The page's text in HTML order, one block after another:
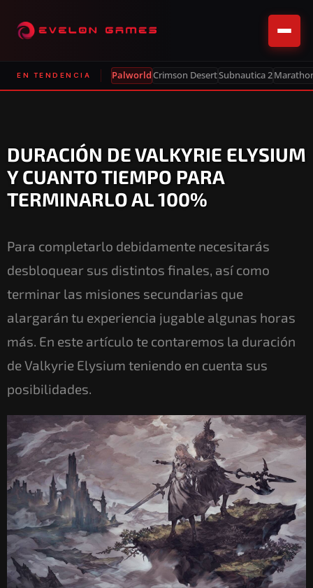
EN TENDENCIA PalworldCrimson DesertSubnautica 2
DURACIÓN DE VALKYRIE ELYSIUM
Y CUANTO TIEMPO PARA
TERMINARLO AL 100%
Para completarlo debidamente necesitarás
desbloquear sus distintos finales, así como
terminar las misiones secundarias que
alargarán tu experiencia jugable algunas horas
más. En este artículo te contaremos la duración
de Valkyrie Elysium teniendo en cuenta sus
posibilidades.